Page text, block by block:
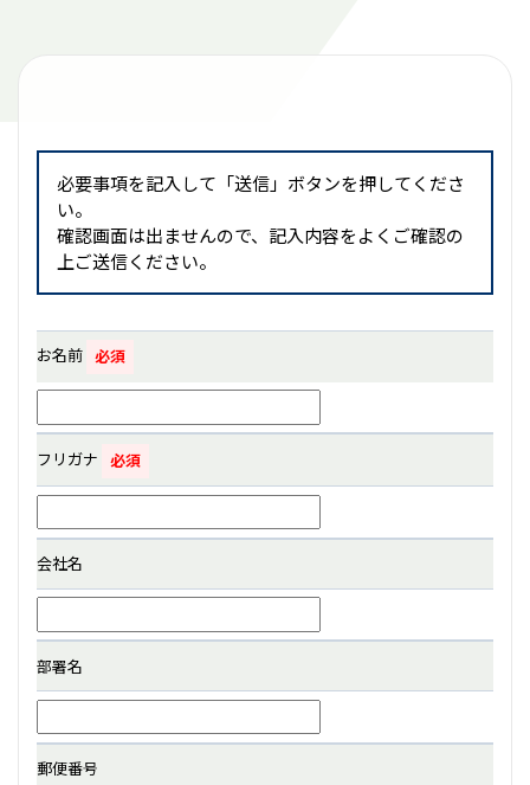
必要事項を記入して「送信」ボタンを押してくださ
い。
確認画面は出ませんので、記入内容をよくご確認の
上ご送信ください。
お名前
フリガナ
会社名
部署名
郵便番号